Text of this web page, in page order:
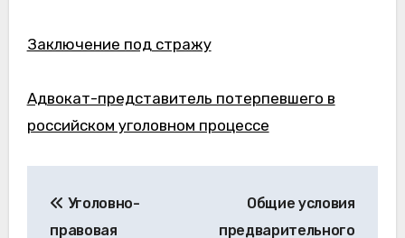
Заключение под стражу
Адвокат-представитель потерпевшего в
российском уголовном процессе
по
Уголовно-
правовая
Общие условия
предварительного